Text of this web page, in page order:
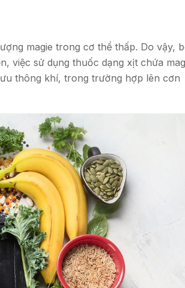
magie trong cơ thể thấp. Do vậy,
việc sử dụng thuốc dạng xịt chứa
thông khí, trong trường hợp lên cơn